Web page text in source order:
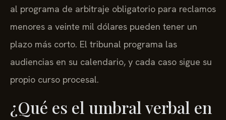
al programa de arbitraje obligatorio para reclamos
menores a veinte mil dólares pueden tener un
plazo más corto. El tribunal programa las
audiencias en su calendario, y cada caso sigue su
propio curso procesal.
¿Qué es el umbral verbal en